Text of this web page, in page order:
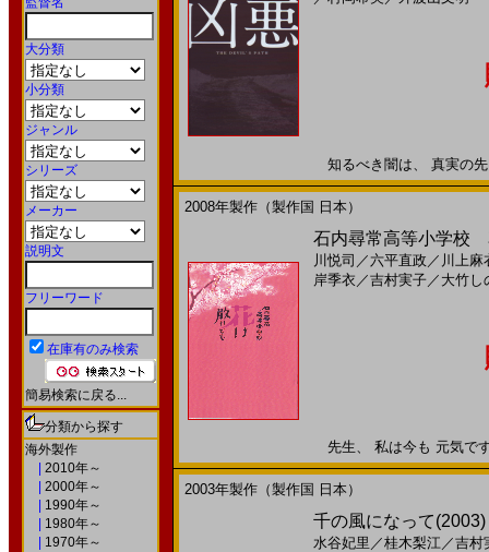
大分類
小分類
ジャンル
シリーズ
メーカー
説明文
フリーワード
在庫有のみ検索
簡易検索に戻る...
分類から探す
海外製作
2010年～
2000年～
1990年～
1980年～
1970年～
知るべき闇は、 真実の
2008年製作（製作国 日本）
石内尋常高等小学校
川悦司 ／ 六平直政 ／ 川上麻
岸季衣 ／吉村実子／ 大竹し
先生、 私は今も 元気で
2003年製作（製作国 日本）
千の風になって
水谷妃里 ／桂木梨江／吉村